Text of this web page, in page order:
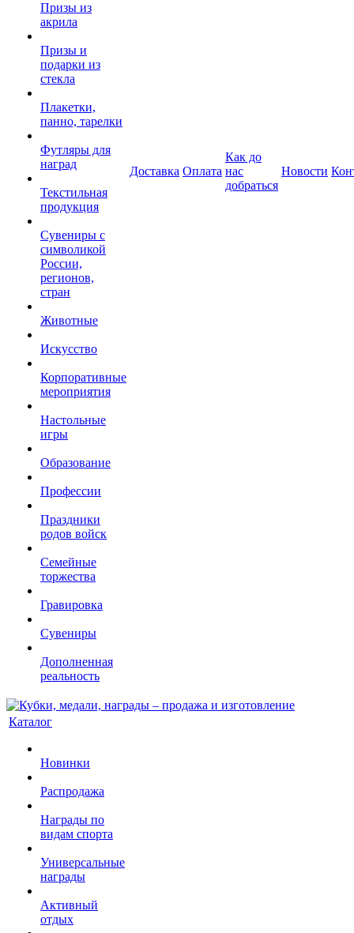
Призы из
акрила
Призы и
подарки из
стекла
Плакетки,
панно, тарелки
Футляры для
наград
Текстильная
продукция
Сувениры с
символикой
России,
регионов,
стран
Животные
Искусство
Корпоративные
мероприятия
Настольные
игры
Образование
Профессии
Праздники
родов войск
Семейные
торжества
Гравировка
Сувениры
Дополненная
реальность
Доставка Оплата
Как до
нас
добраться
Новости
Каталог
Новинки
Распродажа
Награды по
видам спорта
Универсальные
награды
Активный
отдых